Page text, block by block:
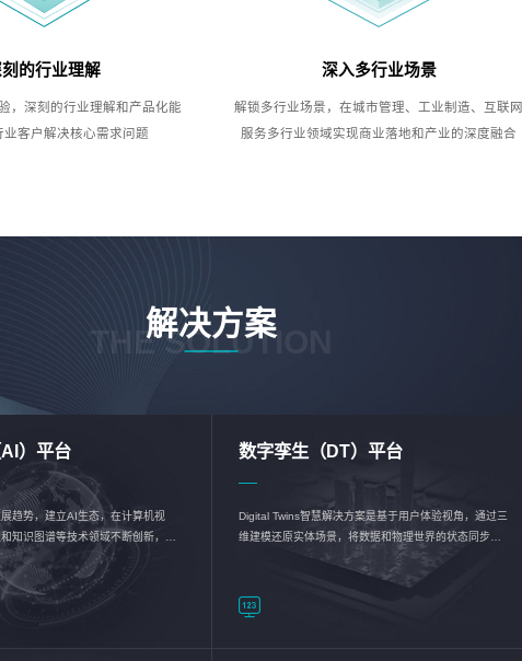
的行业理解
，深刻的行业理解和产品化能
业客户解决核心需求问题
深入多行业场景
解锁多行业场景，在城市管理、工业制造、互联网
服务多行业领域实现商业落地和产业的深度融合
解决方案
THE SOLUTION
）平台
趋势，建立AI生态，在计算机视
知识图谱等技术领域不断创新，持
转型加速器—AlphaMind®AI能力开放
数字孪生（DT）平台
Digital Twins智慧解决方案是基于用户体验视角，通过三
维建模还原实体场景，将数据和物理世界的状态同步呈
现，使用户对关键数据有更直观的感受，推动各行业完
成智能化转型，实现新旧动能的转换